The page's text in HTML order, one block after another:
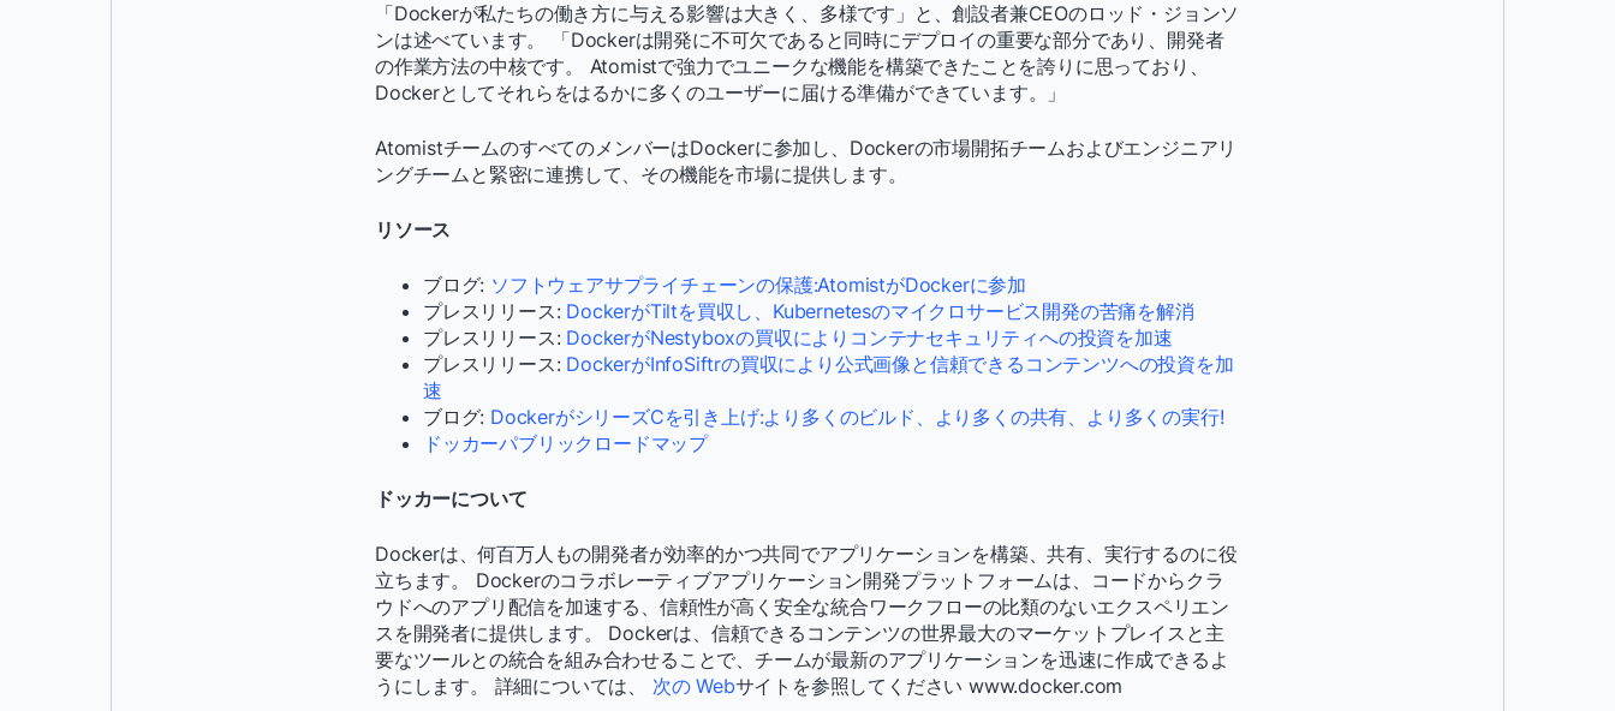
「Dockerが私たちの働き方に与える影響は大きく、多様です」と、創設者兼CEOのロッド・ジョンソ
ンは述べています。 「Dockerは開発に不可欠であると同時にデプロイの重要な部分であり、開発者
の作業方法の中核です。 Atomistで強力でユニークな機能を構築できたことを誇りに思っており、
Dockerとしてそれらをはるかに多くのユーザーに届ける準備ができています。」
AtomistチームのすべてのメンバーはDockerに参加し、Dockerの市場開拓チームおよびエンジニアリ
ングチームと緊密に連携して、その機能を市場に提供します。
リソース
ブログ: ソフトウェアサプライチェーンの保護:AtomistがDockerに参加
プレスリリース: DockerがTiltを買収し、Kubernetesのマイクロサービス開発の苦痛を解消
プレスリリース: DockerがNestyboxの買収によりコンテナセキュリティへの投資を加速
プレスリリース: DockerがInfoSiftrの買収により公式画像と信頼できるコンテンツへの投資を加
速
ブログ: DockerがシリーズCを引き上げ:より多くのビルド、より多くの共有、より多くの実行!
ドッカーパブリックロードマップ
ドッカーについて
Dockerは、何百万人もの開発者が効率的かつ共同でアプリケーションを構築、共有、実行するのに役
立ちます。 Dockerのコラボレーティブアプリケーション開発プラットフォームは、コードからクラ
ウドへのアプリ配信を加速する、信頼性が高く安全な統合ワークフローの比類のないエクスペリエン
スを開発者に提供します。 Dockerは、信頼できるコンテンツの世界最大のマーケットプレイスと主
要なツールとの統合を組み合わせることで、チームが最新のアプリケーションを迅速に作成できるよ
うにします。 詳細については、 次の Webサイトを参照してください www.docker.com